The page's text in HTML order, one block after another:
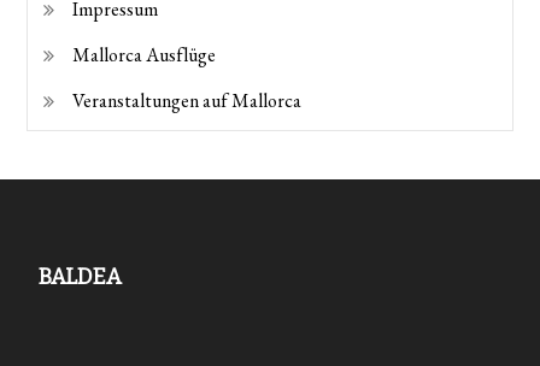
Impressum
Mallorca Ausflüge
Veranstaltungen auf Mallorca
BALDEA